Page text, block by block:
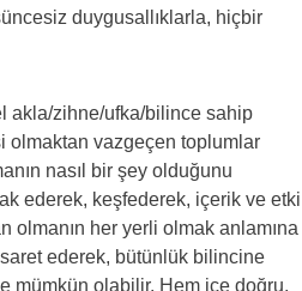
duygusallıklarla, hiçbir
akla/zihne/ufka/bilince sahip
olmaktan vazgeçen toplumlar
nasıl bir şey olduğunu
ederek, keşfederek, içerik ve etki
olmanın her yerli olmak anlamına
ederek, bütünlük bilincine
mümkün olabilir. Hem içe doğru,